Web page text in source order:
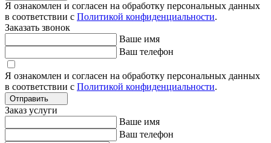
Я ознакомлен и согласен на обработку персональных данных
в соответствии с Политикой конфиденциальности.
Заказать звонок
Ваше имя
Ваш телефон
Я ознакомлен и согласен на обработку персональных данных
в соответствии с Политикой конфиденциальности.
Отправить
Заказ услуги
Ваше имя
Ваш телефон